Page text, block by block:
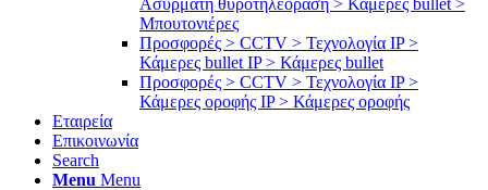
Ασύρματη θυροτηλεόραση > Κάμερες bullet >
Μπουτονιέρες
Προσφορές > CCTV > Τεχνολογία IP >
Κάμερες bullet IP > Κάμερες bullet
Προσφορές > CCTV > Τεχνολογία IP >
Κάμερες οροφής IP > Κάμερες οροφής
Εταιρεία
Επικοινωνία
Search
Menu Menu